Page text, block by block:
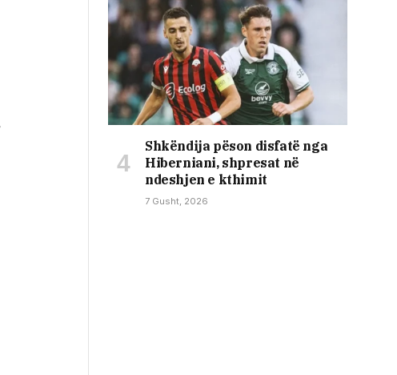
Shkëndija pëson disfatë nga
Hiberniani, shpresat në
ndeshjen e kthimit
7 Gusht, 2026